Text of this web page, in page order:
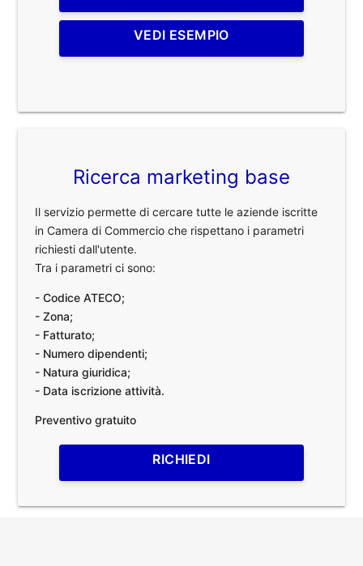
VEDI ESEMPIO
Ricerca marketing base
Il servizio permette di cercare tutte le aziende iscritte
in Camera di Commercio che rispettano i parametri
richiesti dall'utente.
Tra i parametri ci sono:
- Codice ATECO;
- Zona;
- Fatturato;
- Numero dipendenti;
- Natura giuridica;
- Data iscrizione attività.
Preventivo gratuito
RICHIEDI